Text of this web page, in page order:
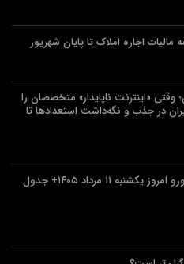
مالیات اجاره املاک تا پایان شهریور
وقتی «اینترنت ناپایدار» متخصصان را
در جذب و نگه‌داشت استعدادها تا
قیمت جدید دلار و یورو امروز یکشنبه ۱۱ مرداد ۱۴۰۵+ جدول